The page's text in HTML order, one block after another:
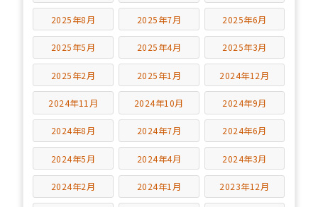
2025年8月 2025年7月 2025年6月
2025年5月 2025年4月 2025年3月
2025年2月 2025年1月 2024年12月
2024年11月 2024年10月 2024年9月
2024年8月 2024年7月 2024年6月
2024年5月 2024年4月 2024年3月
2024年2月 2024年1月 2023年12月